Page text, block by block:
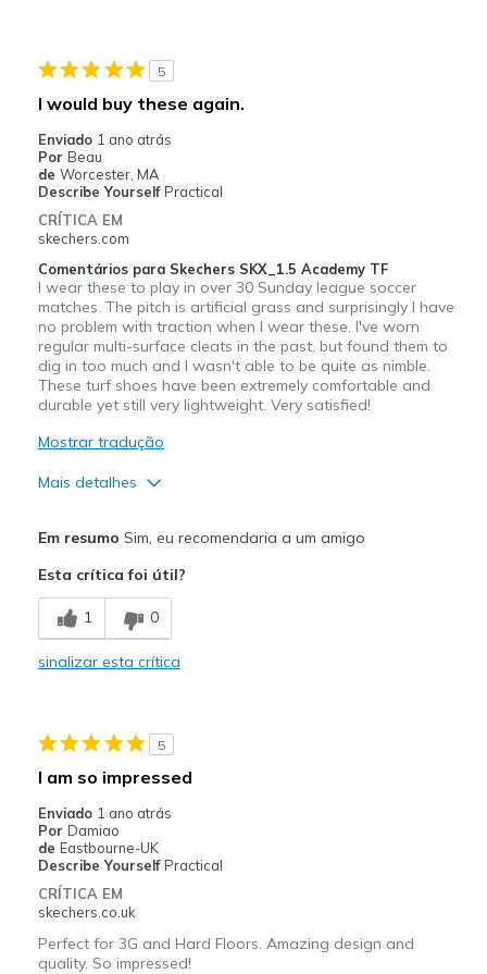
Width
Sizing
Feels true to size
View On Shoes
5
I would buy these again.
Enviado 1 ano atrás
Por Beau
de Worcester, MA
Describe Yourself Practical
CRÍTICA EM
skechers.com
Comentários para Skechers SKX_1.5 Academy TF
I wear these to play in over 30 Sunday league soccer
matches. The pitch is artificial grass and surprisingly I have
no problem with traction when I wear these. I've worn
regular multi-surface cleats in the past, but found them to
dig in too much and I wasn't able to be quite as nimble.
These turf shoes have been extremely comfortable and
durable yet still very lightweight. Very satisfied!
Mostrar tradução
Mais detalhes
Comfortable
Durable
Em resumo Sim, eu recomendaria a um amigo
Esta crítica foi útil?
1 0
sinalizar esta crítica
5
I am so impressed
Enviado 1 ano atrás
Por Damiao
de Eastbourne-UK
Describe Yourself Practical
CRÍTICA EM
skechers.co.uk
Perfect for 3G and Hard Floors. Amazing design and
quality. So impressed!